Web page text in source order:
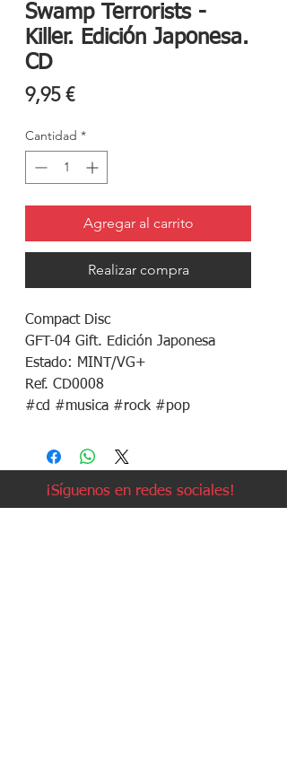
Swamp Terrorists -
Killer. Edición Japonesa.
CD
9,95 €Precio
Cantidad *
Agregar al carrito
Realizar compra
Compact Disc
GFT-04 Gift. Edición Japonesa
Estado: MINT/VG+
Ref. CD0008
#cd #musica #rock #pop
¡Síguenos en redes sociales!